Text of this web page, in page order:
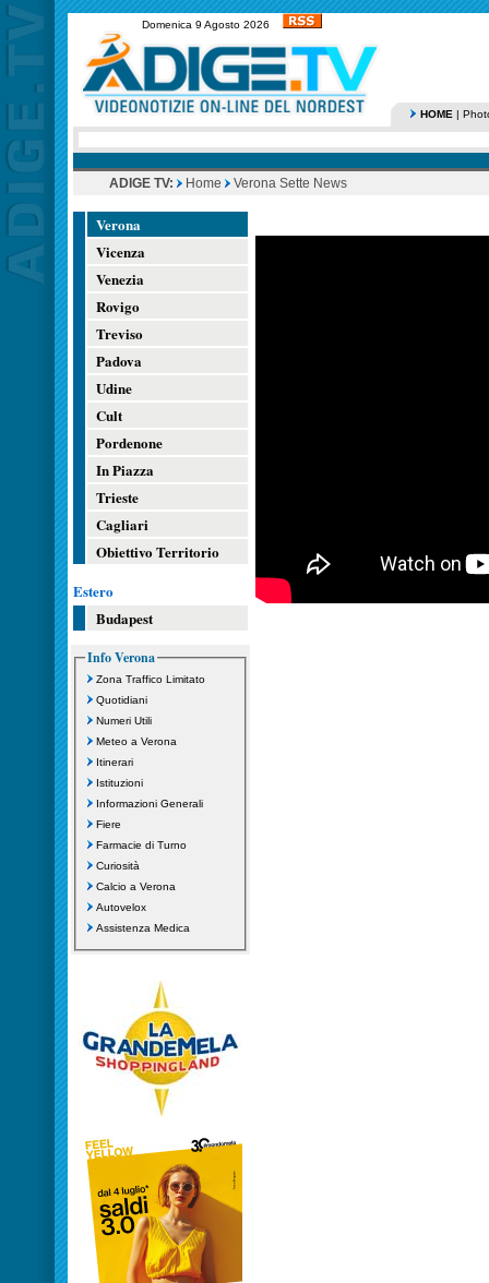
Domenica 9 Agosto 2026
HOME |
ADIGE TV: Home Verona Sette News
Verona
Vicenza
Venezia
Rovigo
Treviso
Padova
Udine
Cult
Pordenone
In Piazza
Trieste
Cagliari
Obiettivo Territorio
Estero
Budapest
Info Verona
Zona Traffico Limitato
Quotidiani
Numeri Utili
Meteo a Verona
Itinerari
Istituzioni
Informazioni Generali
Fiere
Farmacie di Turno
Curiosità
Calcio a Verona
Autovelox
Assistenza Medica